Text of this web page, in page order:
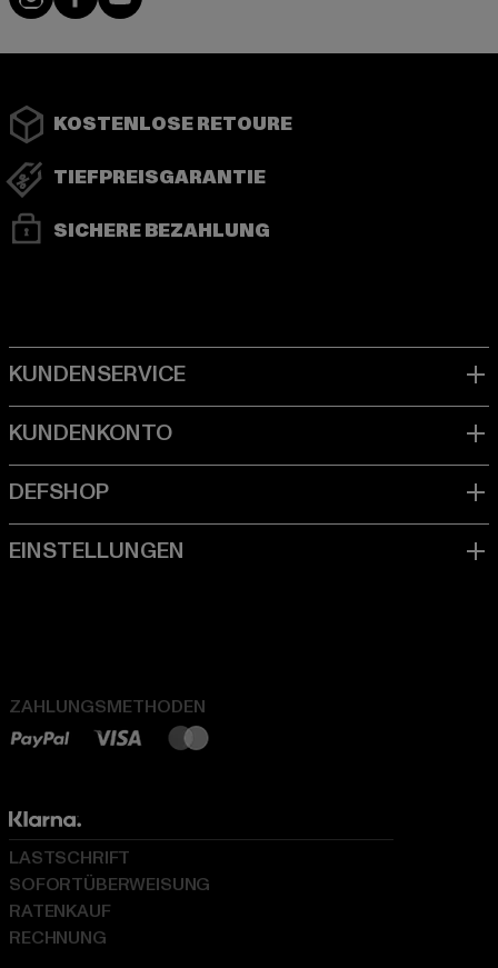
KOSTENLOSE RETOURE
TIEFPREISGARANTIE
SICHERE BEZAHLUNG
ZAHLUNGSMETHODEN
LASTSCHRIFT
SOFORTÜBERWEISUNG
RATENKAUF
RECHNUNG